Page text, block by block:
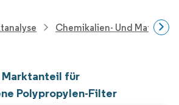
Chemikalien- Und
für
Polypropylen-Filter